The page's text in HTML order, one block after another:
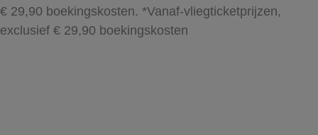
€ 29,90 boekingskosten. *Vanaf-vliegticketprijzen,
exclusief € 29,90 boekingskosten